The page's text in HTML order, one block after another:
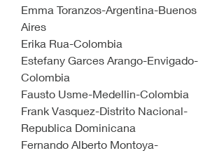
Emma Toranzos-Argentina-Buenos
Aires
Erika Rua-Colombia
Estefany Garces Arango-Envigado-
Colombia
Fausto Usme-Medellin-Colombia
Frank Vasquez-Distrito Nacional-
Republica Dominicana
Fernando Alberto Montoya-